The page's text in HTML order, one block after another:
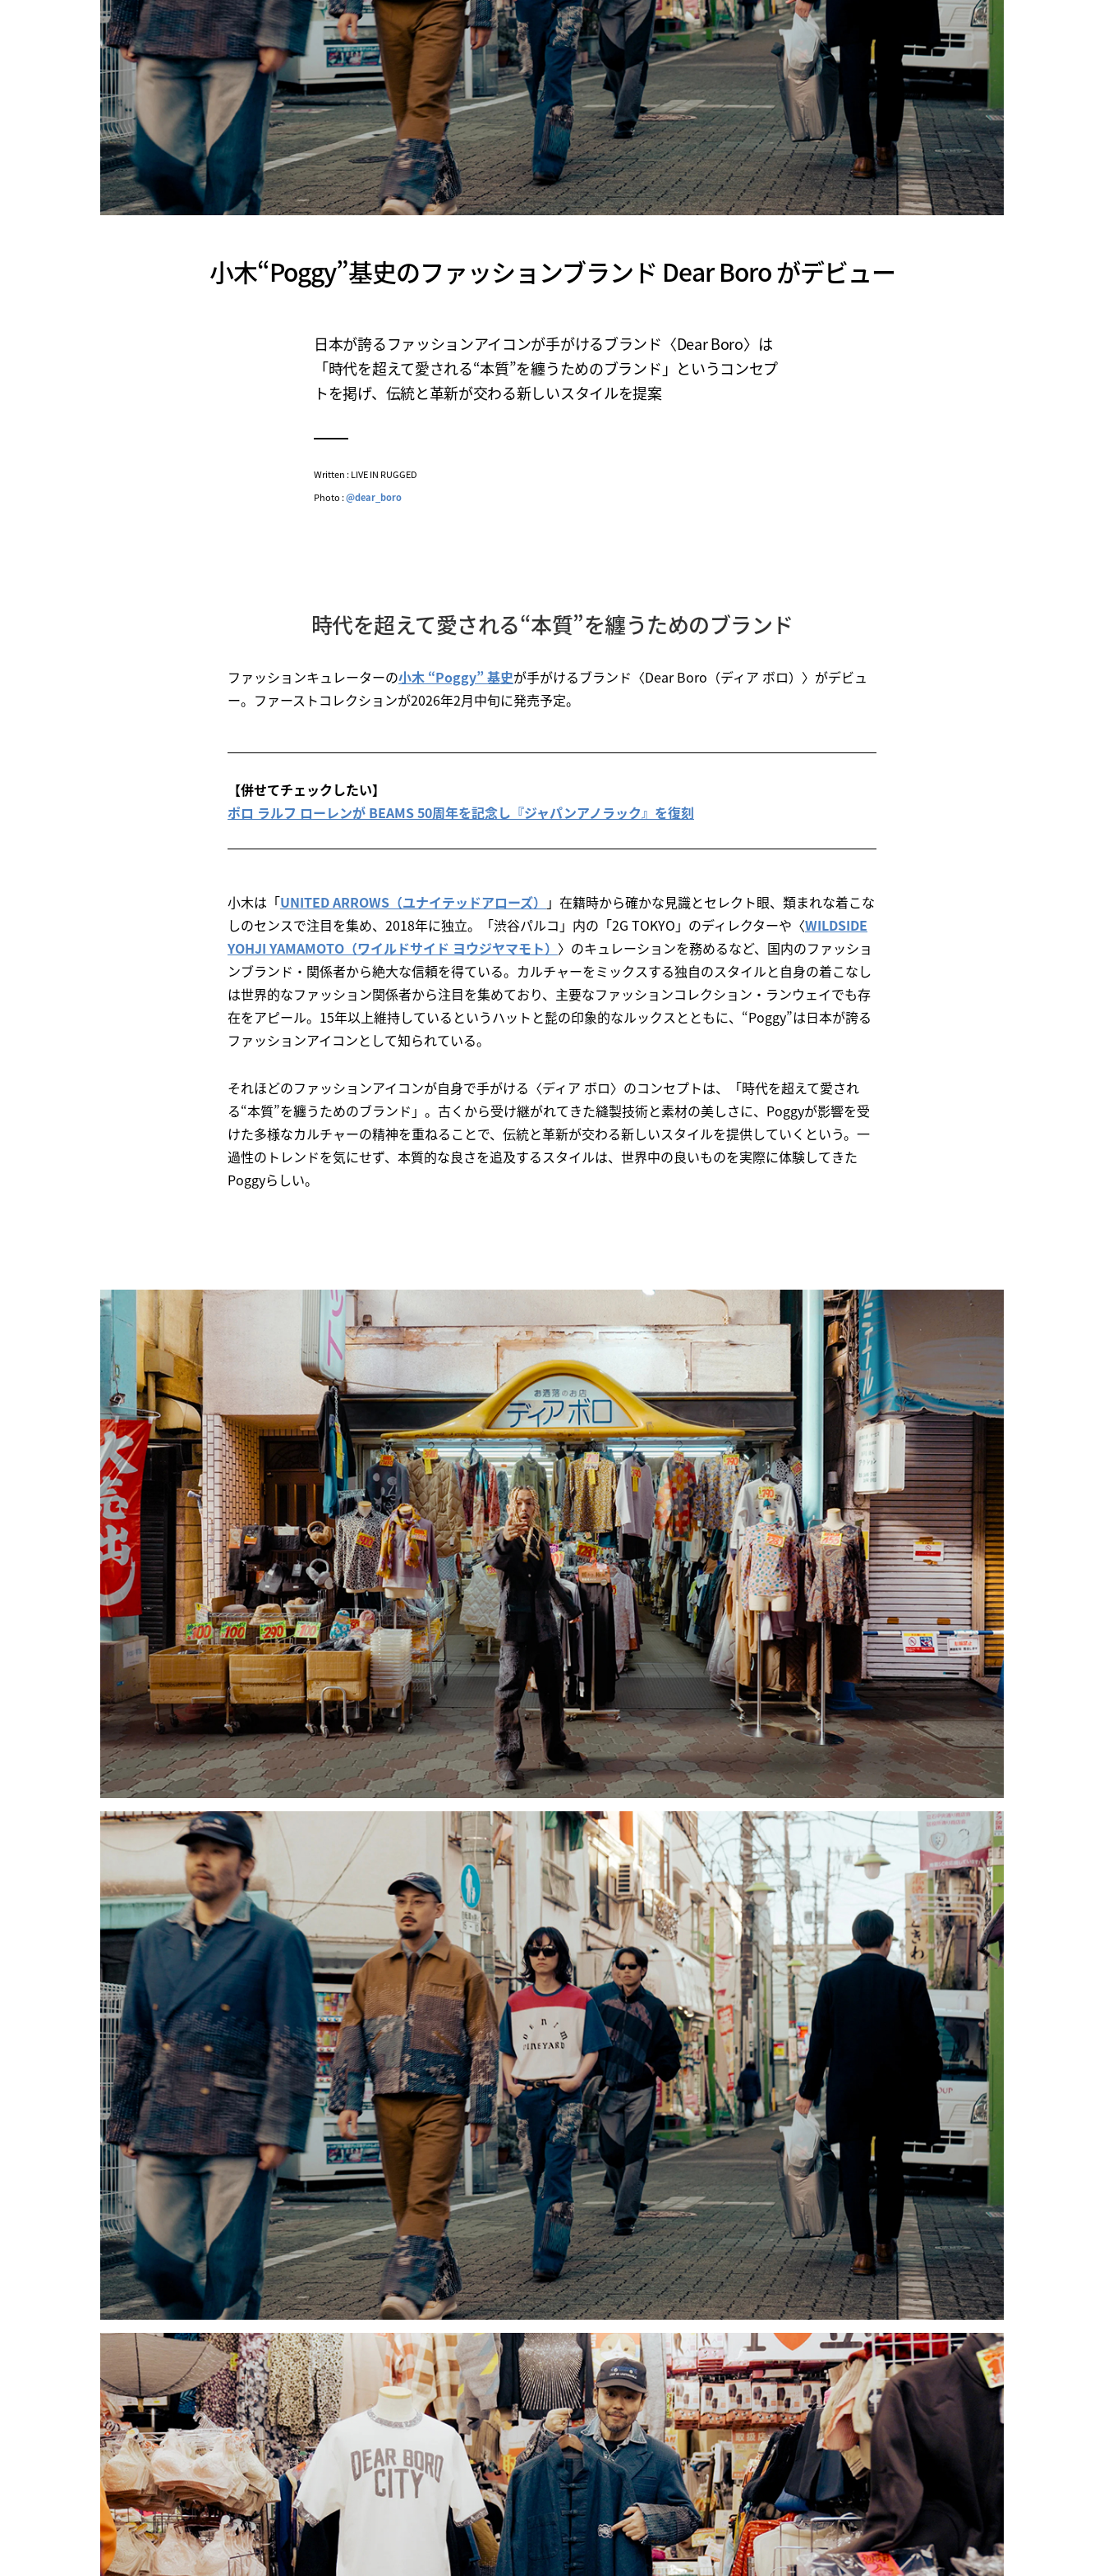
小木“Poggy”基史のファッションブランド Dear Boro がデビュー
日本が誇るファッションアイコンが手がけるブランド〈Dear Boro〉は
「時代を超えて愛される“本質”を纏うためのブランド」というコンセプ
トを掲げ、伝統と革新が交わる新しいスタイルを提案
Written : LIVE IN RUGGED
Photo :@dear_boro
時代を超えて愛される“本質”を纏うためのブランド
ファッションキュレーターの小木 “Poggy” 基史が手がけるブランド〈Dear Boro（ディア ボロ）〉がデビュ
ー。ファーストコレクションが2026年2月中旬に発売予定。
【併せてチェックしたい】
ポロ ラルフ ローレンが BEAMS 50周年を記念し『ジャパンアノラック』を復刻
小木は「UNITED ARROWS（ユナイテッドアローズ） 」在籍時から確かな見識とセレクト眼、類まれな着こな
しのセンスで注目を集め、2018年に独立。「渋谷パルコ」内の「2G TOKYO」のディレクターや〈WILDSIDE
YOHJI YAMAMOTO（ワイルドサイド ヨウジヤマモト） 〉のキュレーションを務めるなど、国内のファッショ
ンブランド・関係者から絶大な信頼を得ている。カルチャーをミックスする独自のスタイルと自身の着こなし
は世界的なファッション関係者から注目を集めており、主要なファッションコレクション・ランウェイでも存
在をアピール。15年以上維持しているというハットと髭の印象的なルックスとともに、“Poggy”は日本が誇る
ファッションアイコンとして知られている。
それほどのファッションアイコンが自身で手がける〈ディア ボロ〉のコンセプトは、「時代を超えて愛され
る“本質”を纏うためのブランド」。古くから受け継がれてきた縫製技術と素材の美しさに、Poggyが影響を受
けた多様なカルチャーの精神を重ねることで、伝統と革新が交わる新しいスタイルを提供していくという。一
過性のトレンドを気にせず、本質的な良さを追及するスタイルは、世界中の良いものを実際に体験してきた
Poggyらしい。